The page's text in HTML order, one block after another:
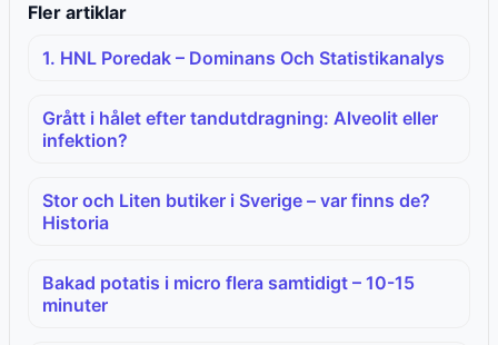
Fler artiklar
1. HNL Poredak – Dominans Och Statistikanalys
Grått i hålet efter tandutdragning: Alveolit eller
infektion?
Stor och Liten butiker i Sverige – var finns de?
Historia
Bakad potatis i micro flera samtidigt – 10-15
minuter